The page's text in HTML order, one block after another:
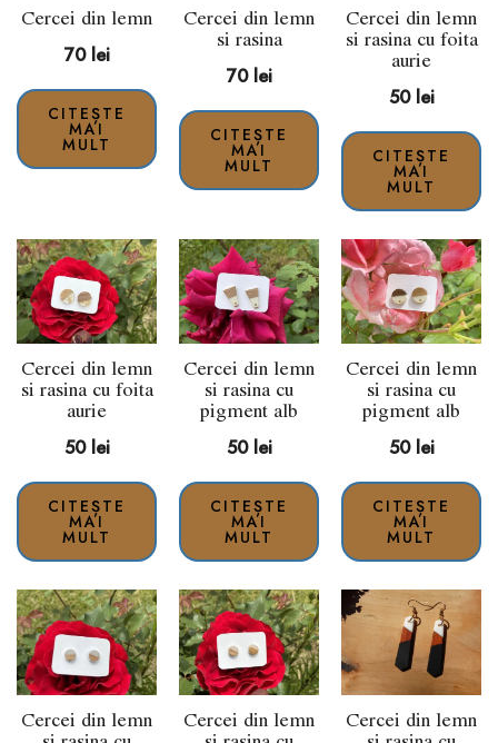
Cercei din lemn
70 lei
CITEȘTE
MAI
MULT
Cercei din lemn
si rasina
70 lei
CITEȘTE
MAI
MULT
Cercei din lemn
si rasina cu foita
aurie
50 lei
CITEȘTE
MAI
MULT
Cercei din lemn
si rasina cu foita
aurie
50 lei
CITEȘTE
MAI
MULT
Cercei din lemn
si rasina cu
pigment alb
50 lei
CITEȘTE
MAI
MULT
Cercei din lemn
si rasina cu
pigment alb
50 lei
CITEȘTE
MAI
MULT
Cercei din lemn Cercei din lemn Cercei din lemn